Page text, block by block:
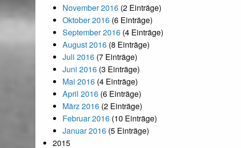
November 2016 (2 Einträge)
Oktober 2016 (6 Einträge)
September 2016 (4 Einträge)
August 2016 (8 Einträge)
Juli 2016 (7 Einträge)
Juni 2016 (3 Einträge)
Mai 2016 (4 Einträge)
April 2016 (6 Einträge)
März 2016 (2 Einträge)
Februar 2016 (10 Einträge)
Januar 2016 (5 Einträge)
2015